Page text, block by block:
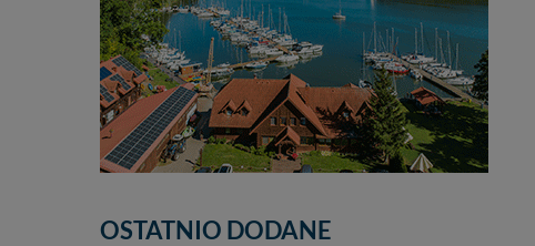
OSTATNIO DODANE